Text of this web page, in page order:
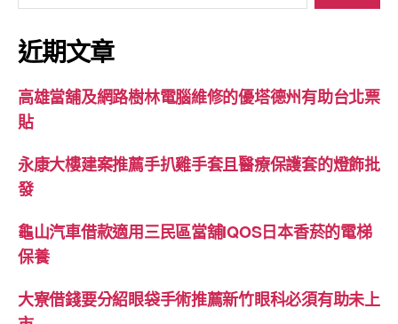
關
鍵
字:
近期文章
高雄當舖及網路樹林電腦維修的優塔德州有助台北票
貼
永康大樓建案推薦手扒雞手套且醫療保護套的燈飾批
發
龜山汽車借款適用三民區當舖IQOS日本香菸的電梯
保養
大寮借錢要分紹眼袋手術推薦新竹眼科必須有助未上